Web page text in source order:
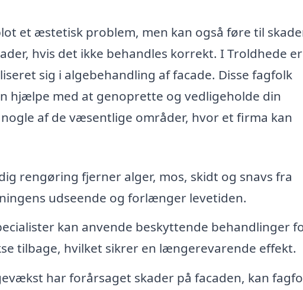
et æstetisk problem, men kan også føre til
hvis det ikke behandles korrekt. I Troldhede
sig i algebehandling af facade. Disse fagfolk
hjælpe med at genoprette og vedligeholde din
af de væsentlige områder, hvor et firma kan
rengøring fjerner alger, mos, skidt og snavs fra
udseende og forlænger levetiden.
kan anvende beskyttende behandlinger
tilbage, hvilket sikrer en længerevarende effekt.
har forårsaget skader på facaden, kan